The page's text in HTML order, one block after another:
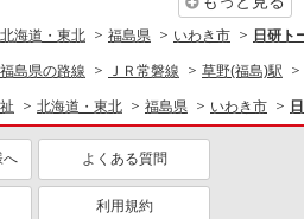
北海道・東北 福島県 いわき市 日研ト
福島県の路線 ＪＲ常磐線 草野(福島)駅
北海道・東北 福島県 いわき市
へ よくある質問
利用規約